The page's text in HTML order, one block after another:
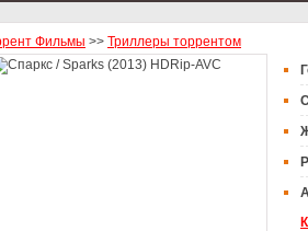
Фильмы >> Триллеры торрентом